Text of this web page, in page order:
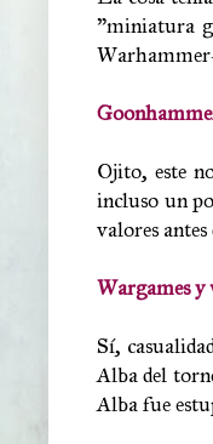
"miniatura
Ojito, este
incluso un
valores
Wargames
Sí,
Alba del
Alba fue